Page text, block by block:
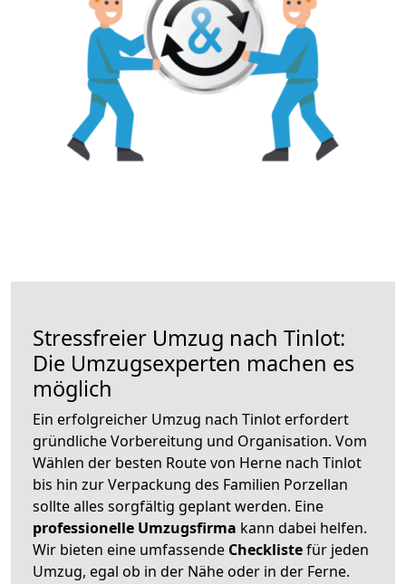
Stressfreier Umzug nach Tinlot:
Die Umzugsexperten machen es
möglich
Ein erfolgreicher Umzug nach Tinlot erfordert
gründliche Vorbereitung und Organisation. Vom
Wählen der besten Route von Herne nach Tinlot
bis hin zur Verpackung des Familien Porzellan
sollte alles sorgfältig geplant werden. Eine
professionelle Umzugsfirma kann dabei helfen.
Wir bieten eine umfassende Checklistefür jeden
Umzug, egal ob in der Nähe oder in der Ferne.